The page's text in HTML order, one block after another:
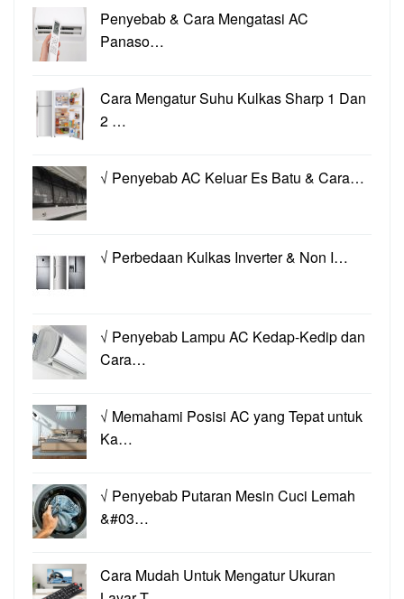
Penyebab & Cara Mengatasi AC
Panaso…
Cara Mengatur Suhu Kulkas Sharp 1 Dan
2 …
√ Penyebab AC Keluar Es Batu & Cara…
√ Perbedaan Kulkas Inverter & Non I…
√ Penyebab Lampu AC Kedap-Kedip dan
Cara…
√ Memahami Posisi AC yang Tepat untuk
Ka…
√ Penyebab Putaran Mesin Cuci Lemah
&#03…
Cara Mudah Untuk Mengatur Ukuran